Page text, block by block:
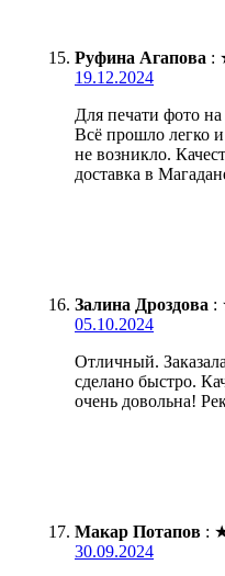
Руфина Агапова :
19.12.2024
Для печати фото на
Всё прошло легко
не возникло.
доставка в
Залина Дроздова :
05.10.2024
Отличный.
сделано быстро.
очень довольна!
Макар Потапов :
30.09.2024